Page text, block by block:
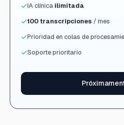
IA clínica ilimitada
100 transcripciones / mes
Prioridad en colas de
Soporte prioritario